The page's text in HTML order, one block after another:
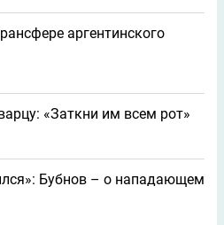
аргентинского
«Заткни им всем рот»
Бубнов – о нападающем